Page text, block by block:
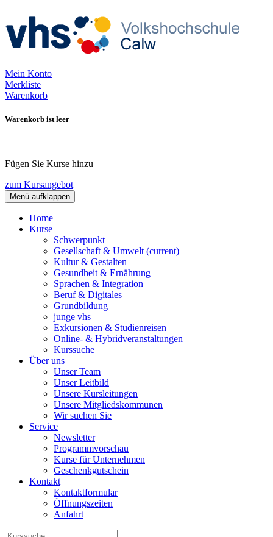
Mein Konto
Merkliste
Warenkorb
Warenkorb ist leer
Fügen Sie Kurse hinzu
zum Kursangebot
Menü aufklappen
Home
Kurse
Schwerpunkt
Gesellschaft & Umwelt (current)
Kultur & Gestalten
Gesundheit & Ernährung
Sprachen & Integration
Beruf & Digitales
Grundbildung
junge vhs
Exkursionen & Studienreisen
Online- & Hybridveranstaltungen
Kurssuche
Über uns
Unser Team
Unser Leitbild
Unsere Kursleitungen
Unsere Mitgliedskommunen
Wir suchen Sie
Service
Newsletter
Programmvorschau
Kurse für Unternehmen
Geschenkgutschein
Kontakt
Kontaktformular
Öffnungszeiten
Anfahrt